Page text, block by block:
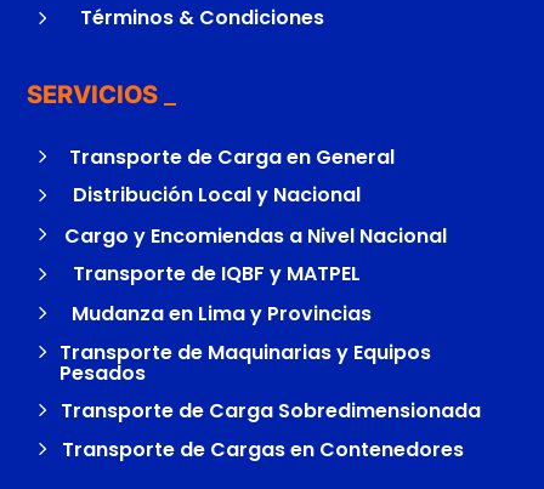
5 Términos & Condiciones
SERVICIOS
5 Transporte de Carga en General
5 Distribución Local y Nacional
5 Cargo y Encomiendas a Nivel Nacional
5 Transporte de IQBF y MATPEL
5 Mudanza en Lima y Provincias
5 Transporte de Maquinarias y Equipos
Pesados
5 Transporte de Carga Sobredimensionada
5 Transporte de Cargas en Contenedores